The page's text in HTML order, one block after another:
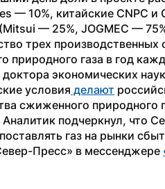
— 10%, китайские CNPC
— 25%, JOGMEC —
трех
природного газа в год
экономических
условия делают
сжиженного
Аналитик подчеркнул, что
газ на рынки
Пресс» в мессенджере